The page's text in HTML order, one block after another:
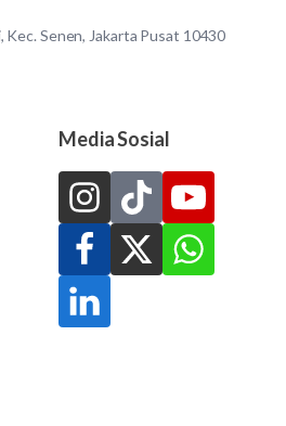
Kec. Senen, Jakarta Pusat 10430
Media Sosial